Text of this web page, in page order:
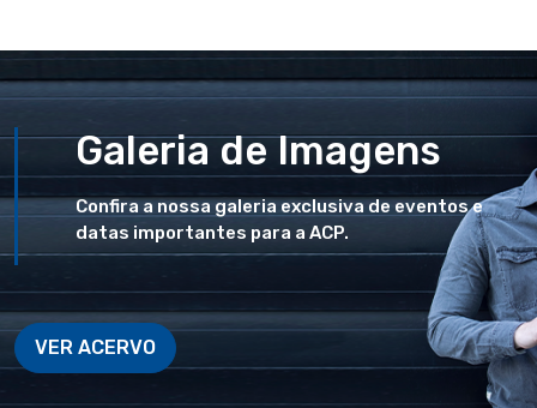
Galeria de Imagens
Confira a nossa galeria exclusiva de eventos e
datas importantes para a ACP.
VER ACERVO